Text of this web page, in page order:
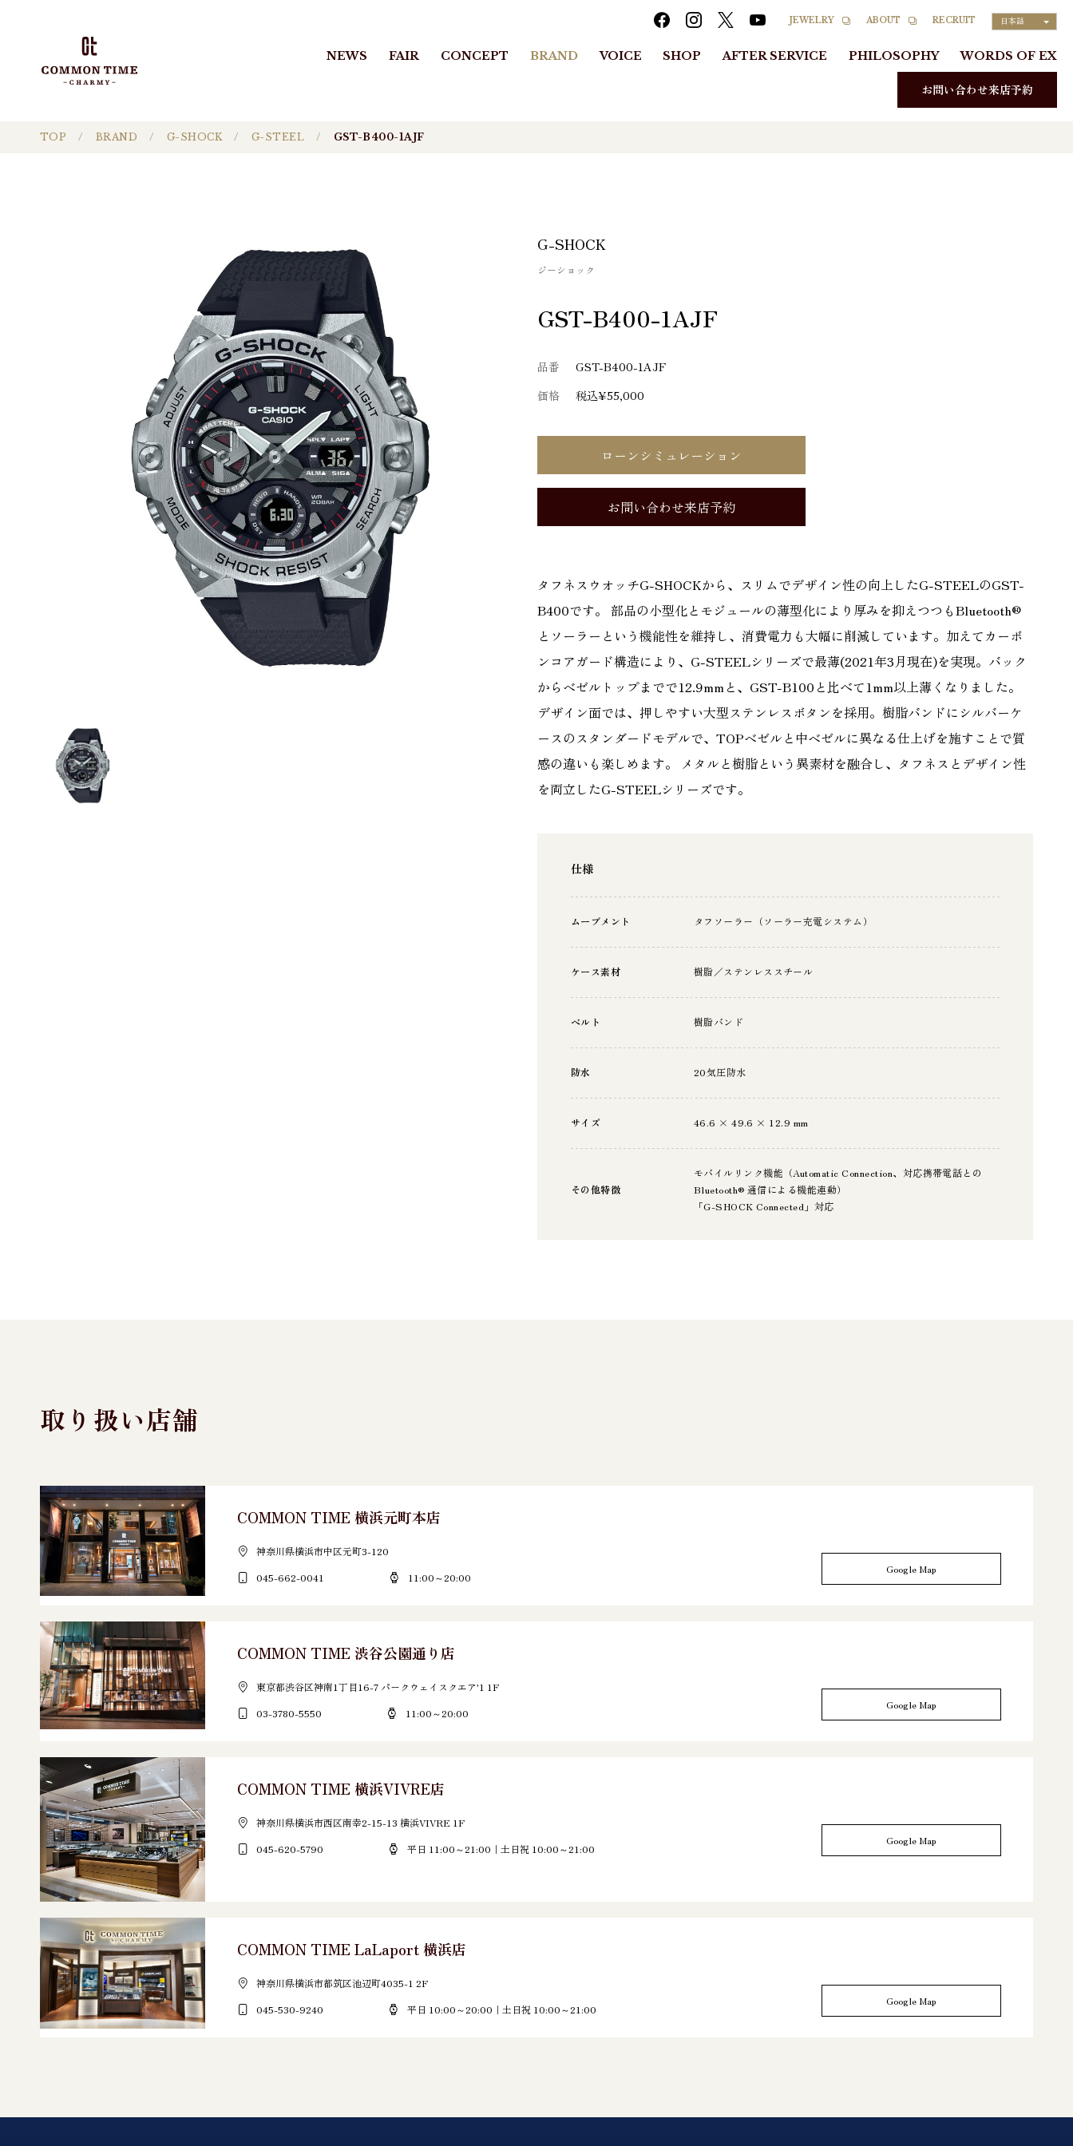
JEWELRY ABOUT RECRUIT 日本語
NEWS FAIR CONCEPT BRAND VOICE SHOP AFTER SERVICE PHILOSOPHY WORDS OF EX
お問い合わせ来店予約
TOP BRAND G-SHOCK G-STEEL GST-B400-1AJF
G-SHOCK
ジーショック
GST-B400-1AJF
品番
GST-B400-1AJF
価格
税込¥55,000
ローンシミュレーション
お問い合わせ来店予約
タフネスウオッチG-SHOCKから、スリムでデザイン性の向上したG-STEELのGST-
B400です。 部品の小型化とモジュールの薄型化により厚みを抑えつつもBluetooth®
とソーラーという機能性を維持し、消費電力も大幅に削減しています。加えてカーボ
ンコアガード構造により、G-STEELシリーズで最薄(2021年3月現在)を実現。バック
からベゼルトップまでで12.9mmと、GST-B100と比べて1mm以上薄くなりました。
デザイン面では、押しやすい大型ステンレスボタンを採用。樹脂バンドにシルバーケ
ースのスタンダードモデルで、TOPベゼルと中ベゼルに異なる仕上げを施すことで質
感の違いも楽しめます。 メタルと樹脂という異素材を融合し、タフネスとデザイン性
を両立したG-STEELシリーズです。
仕様
ムーブメント タフソーラー（ソーラー充電システム）
ケース素材 樹脂／ステンレススチール
ベルト 樹脂バンド
防水 20気圧防水
サイズ 46.6 × 49.6 × 12.9 mm
その他特徴
モバイルリンク機能（Automatic Connection、対応携帯電話との
Bluetooth® 通信による機能連動）
「G-SHOCK Connected」対応
取り扱い店舗
COMMON TIME 横浜元町本店
神奈川県横浜市中区元町3-120
045-662-0041
11:00～20:00
Google Map
COMMON TIME 渋谷公園通り店
東京都渋谷区神南1丁目16-7 パークウェイスクエア'1 1F
03-3780-5550
11:00～20:00
Google Map
COMMON TIME 横浜VIVRE店
神奈川県横浜市西区南幸2-15-13 横浜VIVRE 1F
045-620-5790
平日 11:00～21:00｜土日祝 10:00～21:00
Google Map
COMMON TIME LaLaport 横浜店
神奈川県横浜市都筑区池辺町4035-1 2F
045-530-9240
平日 10:00～20:00｜土日祝 10:00～21:00
Google Map